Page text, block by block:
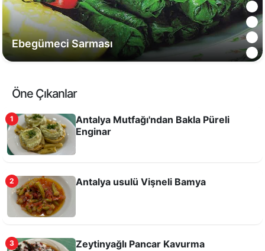
Ebegümeci Sarması
Antalya usulü Tas Kapama
Öne Çıkanlar
1
Antalya Mutfağı'ndan Bakla Püreli
Enginar
2 Antalya usulü Vişneli Bamya
3 Zeytinyağlı Pancar Kavurma